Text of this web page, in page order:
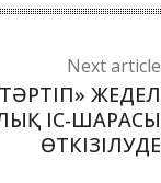
Next article
ЖЕДЕЛ
ІС-ШАРАСЫ
ӨТКІЗІЛУДЕ